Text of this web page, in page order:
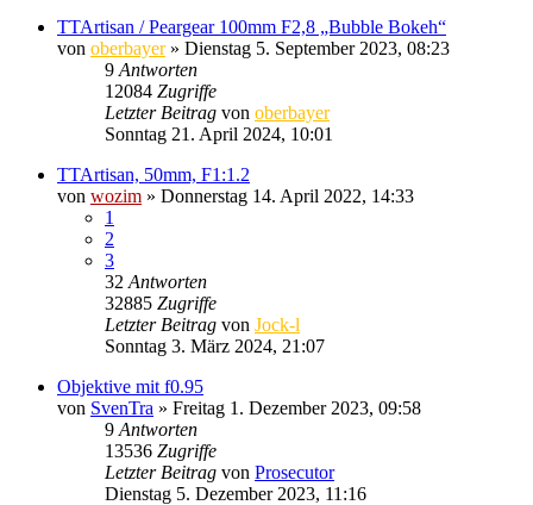
TTArtisan / Peargear 100mm F2,8 „Bubble Bokeh“
von oberbayer» Dienstag 5. September 2023, 08:23
9 Antworten
12084 Zugriffe
Letzter Beitrag von oberbayer
Sonntag 21. April 2024, 10:01
TTArtisan, 50mm, F1:1.2
von wozim » Donnerstag 14. April 2022, 14:33
1
2
3
32 Antworten
32885 Zugriffe
Letzter Beitrag von Jock-l
Sonntag 3. März 2024, 21:07
Objektive mit f0.95
von SvenTra » Freitag 1. Dezember 2023, 09:58
9 Antworten
13536 Zugriffe
Letzter Beitrag von Prosecutor
Dienstag 5. Dezember 2023, 11:16